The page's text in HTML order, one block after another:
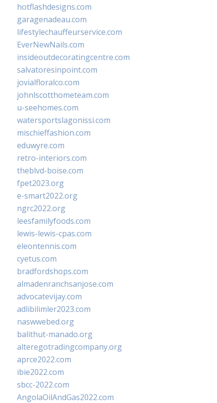
hotflashdesigns.com
garagenadeau.com
lifestylechauffeurservice.com
EverNewNails.com
insideoutdecoratingcentre.com
salvatoresinpoint.com
jovialfloralco.com
johnlscotthometeam.com
u-seehomes.com
watersportslagonissi.com
mischieffashion.com
eduwyre.com
retro-interiors.com
theblvd-boise.com
fpet2023.org
e-smart2022.org
ngrc2022.org
leesfamilyfoods.com
lewis-lewis-cpas.com
eleontennis.com
cyetus.com
bradfordshops.com
almadenranchsanjose.com
advocatevijay.com
adlibilimler2023.com
naswwebed.org
balithut-manado.org
alteregotradingcompany.org
aprce2022.com
ibie2022.com
sbcc-2022.com
AngolaOilAndGas2022.com